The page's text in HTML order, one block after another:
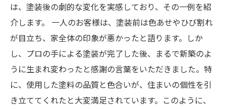
は、塗装後の劇的な変化を実感しており、その一例を紹
介します。 一人のお客様は、塗装前は色あせやひび割れ
が目立ち、家全体の印象が悪かったと語ります。しか
し、プロの手による塗装が完了した後、まるで新築のよ
うに生まれ変わったと感謝の言葉をいただきました。特
に、使用した塗料の品質と色合いが、住まいの個性を引
き立ててくれたと大変満足されています。このように、